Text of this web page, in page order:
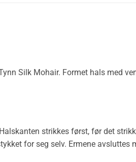
Silk Mohair. Formet hals med
strikkes først, før det
for seg selv. Ermene